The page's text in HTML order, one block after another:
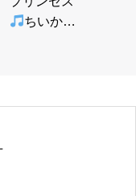
ちいかわ